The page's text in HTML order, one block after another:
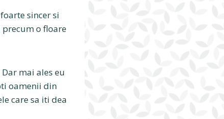
sincer si
o floare
mai ales eu
oamenii din
care sa iti dea